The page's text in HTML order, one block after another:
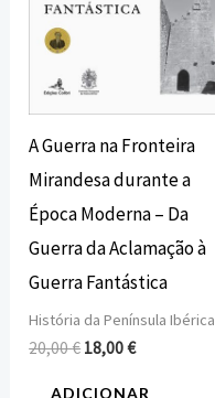
A Guerra na Fronteira
Mirandesa durante a
Época Moderna – Da
Guerra da Aclamação à
Guerra Fantástica
História da Península Ibérica
20,00€ 18,00€
ADICIONAR